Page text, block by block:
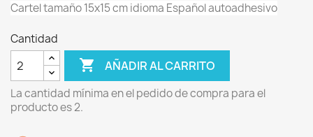
Cartel tamaño 15x15 cm idioma Español autoadhesivo
Cantidad
 AÑADIR AL CARRITO
La cantidad mínima en el pedido de compra para el
producto es 2.